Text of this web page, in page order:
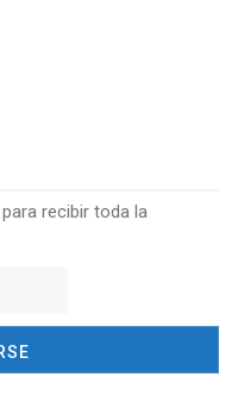
recibir toda la